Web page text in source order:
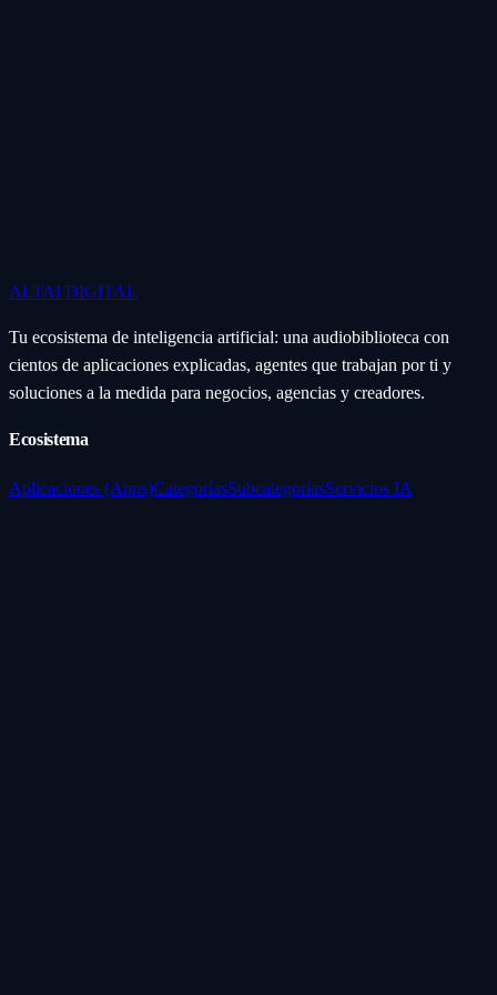
ALTAI DIGITAL
Tu ecosistema de inteligencia artificial: una audiobiblioteca con
cientos de aplicaciones explicadas, agentes que trabajan por ti y
soluciones a la medida para negocios, agencias y creadores.
Ecosistema
Aplicaciones (Apps)CategoríasSubcategoríasServicios IA